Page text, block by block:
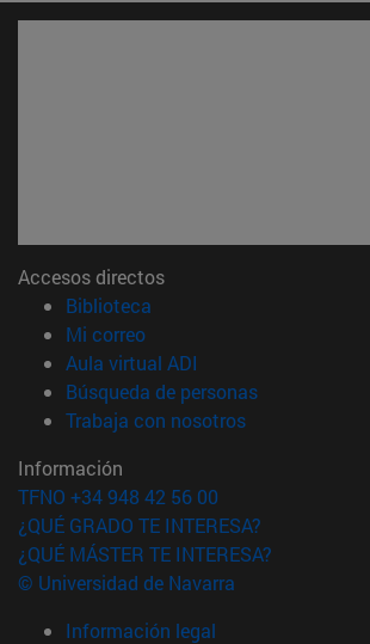
Accesos directos
Biblioteca
Mi correo(abre en nueva ventana)
Aula virtual ADI
Búsqueda de personas(abre en
Trabaja con nosotros(abre en
Información
TFNO +34 948 42 56 00
¿QUÉ GRADO TE INTERESA?
¿QUÉ MÁSTER TE INTERESA?
© Universidad de Navarra
Información legal